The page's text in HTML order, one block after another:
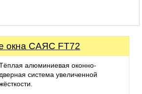
окна САЯС FT72
алюминиевая оконно-
дверная система увеличенной